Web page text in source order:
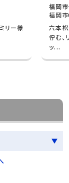
リー様
福岡
福岡
六本
佇む、
ッ...